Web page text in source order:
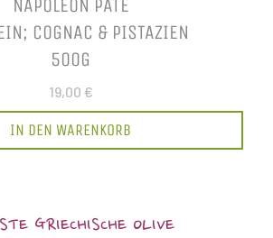
NAPOLEON PÂTÉ
COGNAC & PISTAZIEN
500G
19,00 €
IN DEN WARENKORB
GRIECHISCHE OLIVE